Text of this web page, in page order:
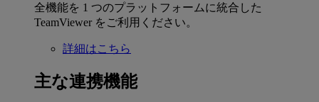
全機能を 1 つのプラットフォームに統合した
TeamViewer をご利用ください。
詳細はこちら
主な連携機能